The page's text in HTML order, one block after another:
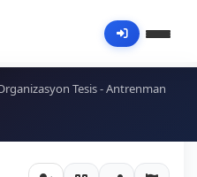
Tesis - Antrenman